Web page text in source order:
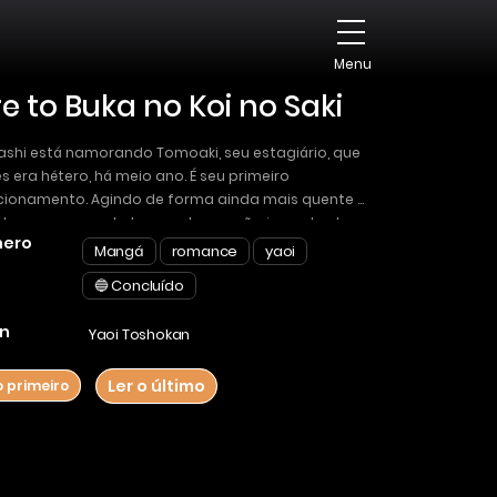
Menu
to Buka no Koi no Saki
está namorando Tomoaki, seu estagiário, que
era hétero, há meio ano. É seu primeiro
Agindo de forma ainda mais quente e
que o normal, ele percebe o quão importante
é, mas nesse momento é anunciado que
será transferido… Esta é a continuação de “Eu,
Estagiário e Nossa História de Amor”, completa com
esses dois funcionários de escritório
Mangá romance
yaoi
🔵 Concluído
Yaoi Toshokan
primeiro Ler o último